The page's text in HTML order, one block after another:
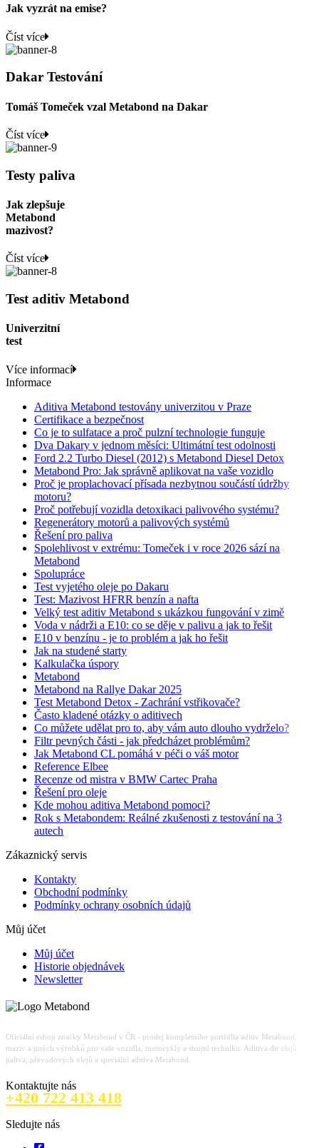
Jak vyzrát na emise?
Číst více
Dakar Testování
Tomáš Tomeček vzal Metabond na Dakar
Číst více
Testy paliva
Jak zlepšuje
Metabond
mazivost?
Číst více
Test aditiv Metabond
Univerzitní
test
Více informací
Informace
Aditiva Metabond testovány univerzitou v Praze
Certifikace a bezpečnost
Co je to sulfatace a proč pulzní technologie funguje
Dva Dakary v jednom měsíci: Ultimátní test odolnosti
Ford 2.2 Turbo Diesel (2012) s Metabond Diesel Detox
Metabond Pro: Jak správně aplikovat na vaše vozidlo
Proč je proplachovací přísada nezbytnou součástí údržby
motoru?
Proč potřebují vozidla detoxikaci palivového systému?
Regenerátory motorů a palivových systémů
Řešení pro paliva
Spolehlivost v extrému: Tomeček i v roce 2026 sází na
Metabond
Spolupráce
Test vyjetého oleje po Dakaru
Test: Mazivost HFRR benzín a nafta
Velký test aditiv Metabond s ukázkou fungování v zimě
Voda v nádrži a E10: co se děje v palivu a jak to řešit
E10 v benzínu - je to problém a jak ho řešit
Jak na studené starty
Kalkulačka úspory
Metabond
Metabond na Rallye Dakar 2025
Test Metabond Detox - Zachrání vstřikovače?
Často kladené otázky o aditivech
Co můžete udělat pro to, aby vám auto dlouho vydrželo?
Filtr pevných části - jak předcházet problémům?
Jak Metabond CL pomáhá v péči o váš motor
Reference Elbee
Recenze od mistra v BMW Cartec Praha
Řešení pro oleje
Kde mohou aditiva Metabond pomoci?
Rok s Metabondem: Reálné zkušenosti z testování na 3
autech
Zákaznický servis
Kontakty
Obchodní podmínky
Podmínky ochrany osobních údajů
Můj účet
Můj účet
Historie objednávek
Newsletter
Oficiální eshop značky Metabond v ČR - prodej kompletního portfólia aditiv Metabond,
maziv a jiných výrobků pro vaše vozidla, motocykly a strojní techniku. Aditiva do olejů,
paliva, převodových olejů a speciální aditiva Metabond.
Kontaktujte nás
+420 722 413 418
Sledujte nás